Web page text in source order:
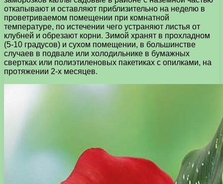
откапывают и оставляют приблизительно на неделю в
проветриваемом помещении при комнатной
температуре, по истечении чего устраняют листья от
клубней и обрезают корни. Зимой хранят в прохладном
(5-10 градусов) и сухом помещении, в большинстве
случаев в подвале или холодильнике в бумажных
свертках или полиэтиленовых пакетиках с опилками, на
протяжении 2-х месяцев.